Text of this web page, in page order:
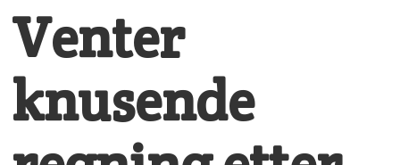
Venter
knusende